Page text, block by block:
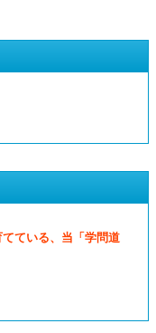
ている、当「学問道